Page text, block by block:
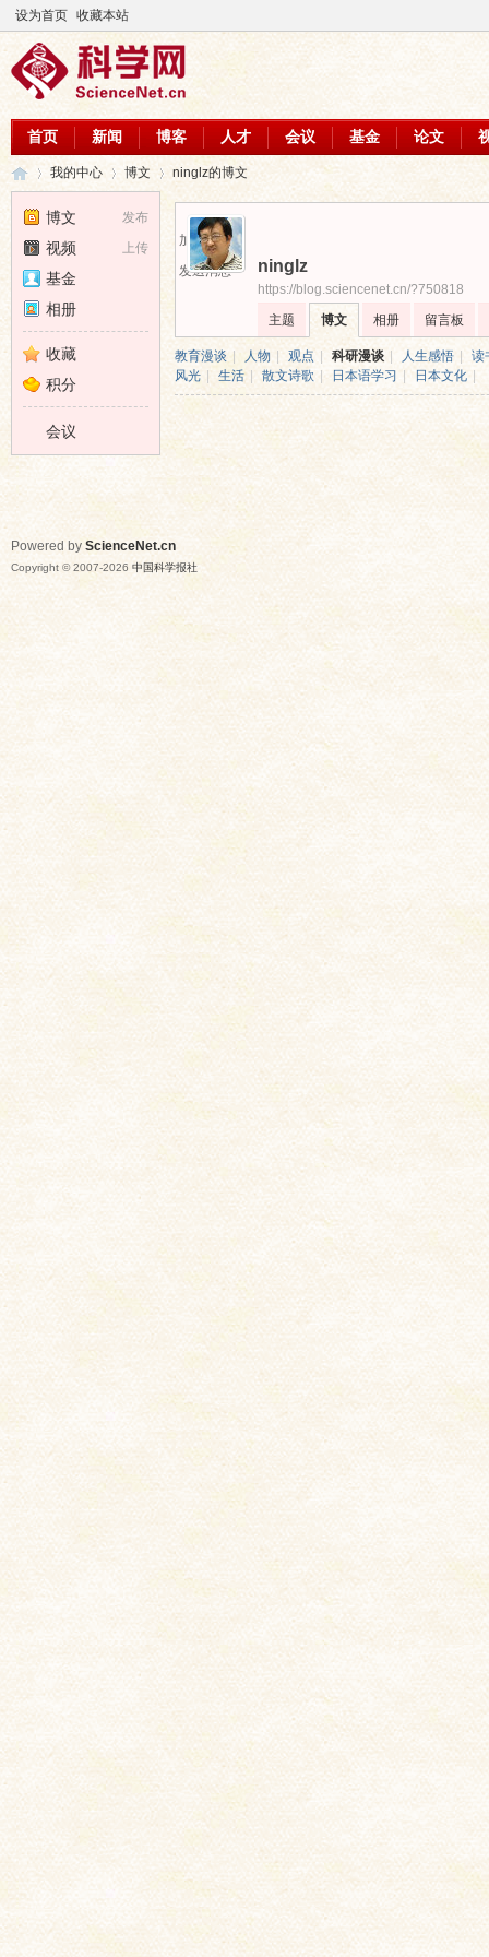
设为首页 收藏本站
首页 新闻 博客 人才 会议 基金 论文
›
我的中心 博文 ninglz的博文
加为好友
发送消息
ninglz
https://blog.sciencenet.cn/?750818
主题
博文 相册 留言板
教育漫谈 人物 观点 科研漫谈 人生感悟
读
风光
生活 散文诗歌 日本语学习 日本文化
发布
博文
上传
视频
基金
相册
收藏
积分
会议
Powered by ScienceNet.cn
Copyright © 2007-2026 中国科学报社